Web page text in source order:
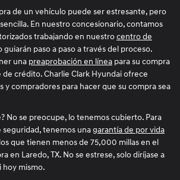
de un vehículo puede ser estresante, pero
En nuestro concesionario, contamos
trabajando en nuestrocentro de
guiarán paso a paso a través del proceso.
una preaprobación en línea para su compra
crédito. Charlie Clark Hyundai ofrece
y compradores para hacer que su compra sea
No se preocupe, lo tenemos cubierto. Para
seguridad, tenemos unagarantía de por vida
que tienen menos de 75,000 millas en el
en Laredo, TX. No se estrese, solo diríjase a
hoy mismo.